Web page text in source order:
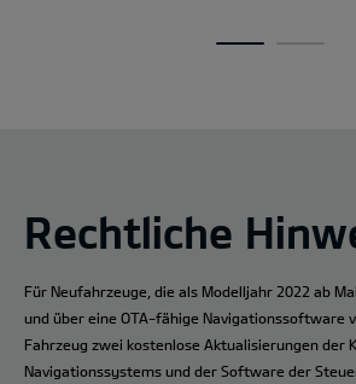
Rechtliche
Für Neufahrzeuge, die als Modelljahr 2022 ab
und über eine OTA-fähige Navigationssoftware
Fahrzeug zwei kostenlose Aktualisierungen der
Navigationssystems und der Software der